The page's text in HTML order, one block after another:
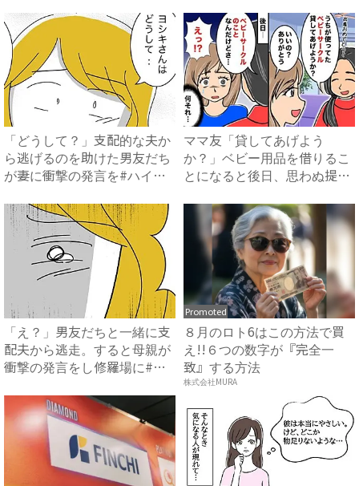
「どうして？」支配的な夫か
ら逃げるのを助けた男友だち
が妻に衝撃の発言を#ハイス
ママ友「貸してあげよう
か？」ベビー用品を借りるこ
とになると後日、思わぬ提案
「え？」男友だちと一緒に支
配夫から逃走。すると母親が
衝撃の発言をし修羅場に#ハ
Promoted
８月のロト6はこの方法で買
え!!６つの数字が『完全一
致』する方法
株式会社MURA